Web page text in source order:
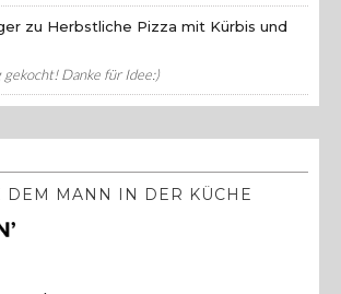
zu Herbstliche Pizza mit Kürbis und
gekocht! Danke für Idee:)
DEM MANN IN DER KÜCHE